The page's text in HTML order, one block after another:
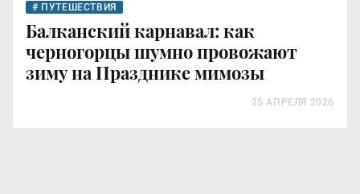
ПУТЕШЕСТВИЯ
Балканский карнавал: как
черногорцы шумно провожают
зиму на Празднике мимозы
25 АПРЕЛЯ 2026